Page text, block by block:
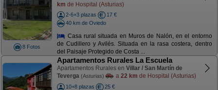
8 Fotos
km de Hospital (Asturias)
2-6+3 plazas
17 €
40 km de Oviedo
Casa rural situada en Muros de Nalón, en el entorno
de Cudillero y Avilés. Situada en la rasa costera, dentro
del Paisaje Protegido de Costa ...
Apartamentos Rurales La Escuela
Apartamentos Rurales en Villar / San Martín de
Teverga (Asturias) a 22 km de Hospital (Asturias)
10+8 plazas
25 €